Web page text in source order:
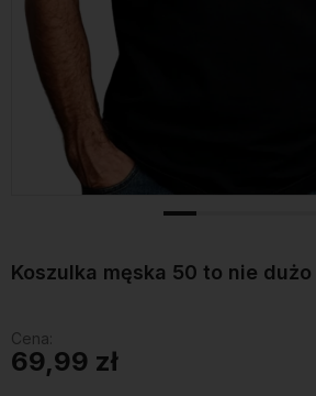
Koszulka męska 50 to nie dużo
Cena:
69,99 zł